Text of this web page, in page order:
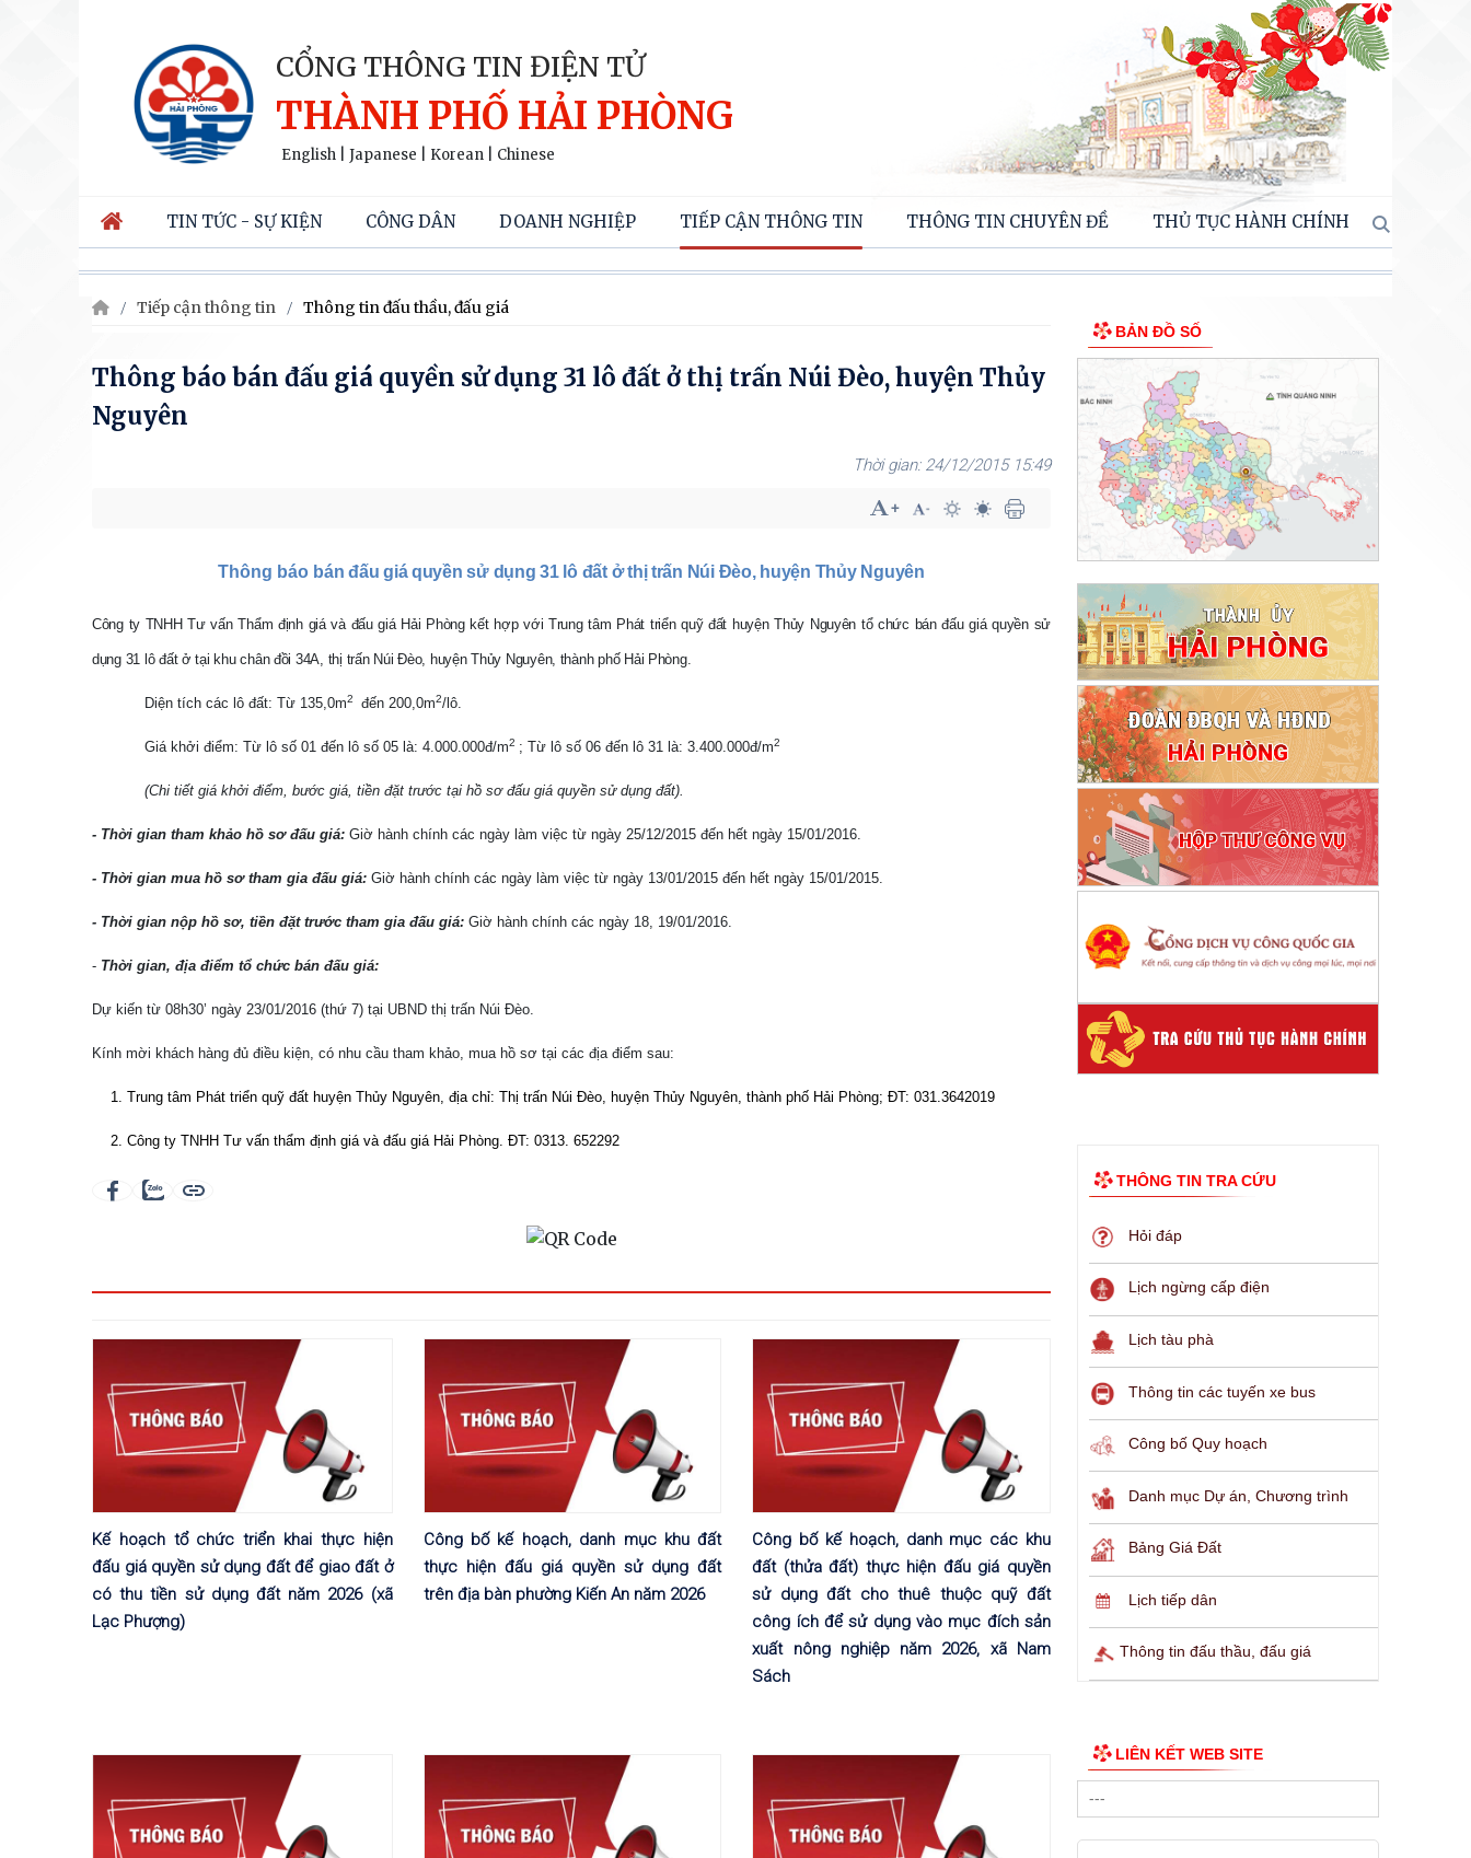
CỔNG THÔNG TIN ĐIỆN TỬ
THÀNH PHỐ HẢI PHÒNG
English Japanese Korean Chinese
TIN TỨC - SỰ KIỆN CÔNG DÂN DOANH NGHIỆP TIẾP CẬN THÔNG TIN THÔNG TIN CHUYÊN ĐỀ THỦ TỤC HÀNH CHÍNH
Tiếp cận thông tin Thông tin đấu thầu, đấu giá
Thông báo bán đấu giá quyền sử dụng 31 lô đất ở thị trấn Núi Đèo, huyện Thủy
Nguyên
24/12/2015 15:49
Thông báo bán đấu giá quyền sử dụng 31 lô đất ở thị trấn Núi Đèo, huyện Thủy Nguyên
Công ty TNHH Tư vấn Thẩm định giá và đấu giá Hải Phòng kết hợp với Trung tâm Phát triển quỹ đất huyện Thủy Nguyên tổ chức bán đấu giá quyền sử
dụng 31 lô đất ở tại khu chân đồi 34A, thị trấn Núi Đèo, huyện Thủy Nguyên, thành phố Hải Phòng.
Diện tích các lô đất: Từ 135,0m2 đến 200,0m2/lô.
Giá khởi điểm: Từ lô số 01 đến lô số 05 là: 4.000.000đ/m2 ; Từ lô số 06 đến lô 31 là: 3.400.000đ/m2
(Chi tiết giá khởi điểm, bước giá, tiền đặt trước tại hồ sơ đấu giá quyền sử dụng đất).
- Thời gian tham khảo hồ sơ đấu giá: Giờ hành chính các ngày làm việc từ ngày 25/12/2015 đến hết ngày 15/01/2016.
- Thời gian mua hồ sơ tham gia đấu giá: Giờ hành chính các ngày làm việc từ ngày 13/01/2015 đến hết ngày 15/01/2015.
- Thời gian nộp hồ sơ, tiền đặt trước tham gia đấu giá: Giờ hành chính các ngày 18, 19/01/2016.
- Thời gian, địa điểm tổ chức bán đấu giá:
Dự kiến từ 08h30’ ngày 23/01/2016 (thứ 7) tại UBND thị trấn Núi Đèo.
Kính mời khách hàng đủ điều kiện, có nhu cầu tham khảo, mua hồ sơ tại các địa điểm sau:
Trung tâm Phát triển quỹ đất huyện Thủy Nguyên, địa chỉ: Thị trấn Núi Đèo, huyện Thủy Nguyên, thành phố Hải Phòng; ĐT: 031.3642019
Công ty TNHH Tư vấn thẩm định giá và đấu giá Hải Phòng. ĐT: 0313. 652292
Kế hoạch tổ chức triển khai thực hiện
đấu giá quyền sử dụng đất để giao đất ở
có thu tiền sử dụng đất năm 2026 (xã
Lạc Phượng)
Công bố kế hoạch, danh mục khu đất
thực hiện đấu giá quyền sử dụng đất
trên địa bàn phường Kiến An năm 2026
Công bố kế hoạch, danh mục các khu
đất (thửa đất) thực hiện đấu giá quyền
sử dụng đất cho thuê thuộc quỹ đất
công ích để sử dụng vào mục đích sản
xuất nông nghiệp năm 2026, xã Nam
Sách
BẢN ĐỒ SỐ
THÔNG TIN TRA CỨU
Hỏi đáp
Lịch ngừng cấp điện
Lịch tàu phà
Thông tin các tuyến xe bus
Công bố Quy hoạch
Danh mục Dự án, Chương trình
Bảng Giá Đất
Lịch tiếp dân
Thông tin đấu thầu, đấu giá
LIÊN KẾT WEB SITE